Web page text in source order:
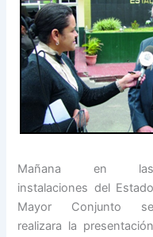
Mañana en las
instalaciones del Estado
Mayor Conjunto se
realizara la presentación